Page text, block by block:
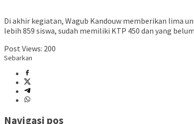
Di akhir kegiatan, Wagub Kandouw memberikan lima
lebih 859 siswa, sudah memiliki KTP 450 dan yang
Post Views: 200
Sebarkan
Navigasi pos